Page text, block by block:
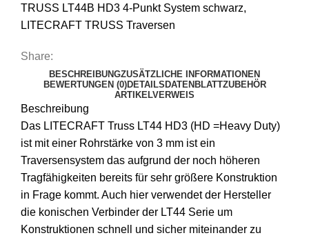
TRUSS LT44B HD3 4-Punkt System schwarz,
LITECRAFT TRUSS Traversen
Share:
BESCHREIBUNGZUSÄTZLICHE INFORMATIONEN
BEWERTUNGEN (0)DETAILS DATENBLATTZUBEHÖR
ARTIKELVERWEIS
Beschreibung
Das LITECRAFT Truss LT44 HD3 (HD =Heavy Duty)
ist mit einer Rohrstärke von 3 mm ist ein
Traversensystem das aufgrund der noch höheren
Tragfähigkeiten bereits für sehr größere Konstruktion
in Frage kommt. Auch hier verwendet der Hersteller
die konischen Verbinder der LT44 Serie um
Konstruktionen schnell und sicher miteinander zu